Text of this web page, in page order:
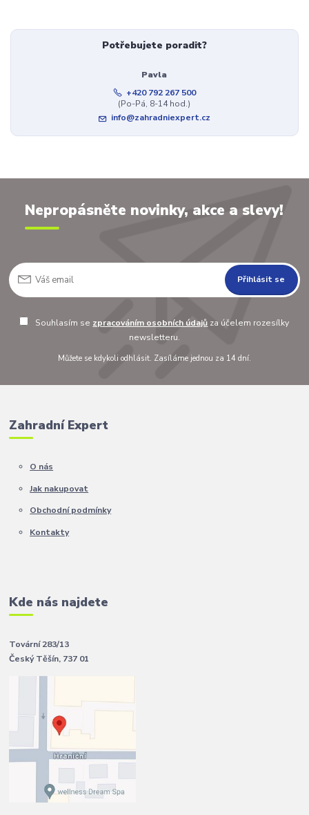
Potřebujete poradit?
Pavla
+420 792 267 500
(Po-Pá, 8-14 hod.)
info@zahradniexpert.cz
Nepropásněte novinky, akce a slevy!
Přihlásit se
Souhlasím se zpracováním osobních údajů za účelem rozesílky
newsletteru.
Můžete se kdykoli odhlásit. Zasíláme jednou za 14 dní.
Zahradní Expert
O nás
Jak nakupovat
Obchodní podmínky
Kontakty
Kde nás najdete
Tovární 283/13
Český Těšín, 737 01